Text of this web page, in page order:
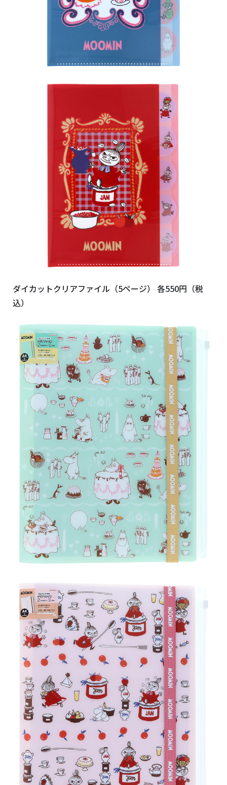
ダイカットクリアファイル（5ページ） 各550円（税
込）